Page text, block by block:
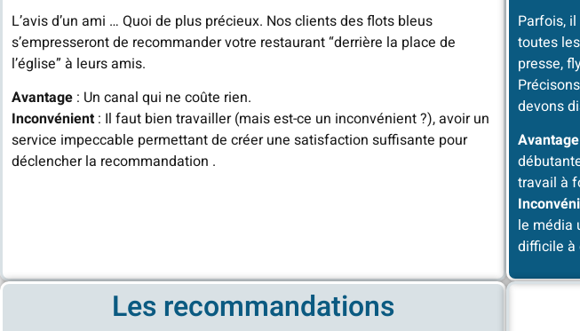
L’avis d’un ami … Quoi de plus précieux. Nos clients des flots bleus
s’empresseront de recommander votre restaurant “derrière la place de
l’église” à leurs amis.
Avantage : Un canal qui ne coûte rien.
Inconvénient: Il faut bien travailler (mais est-ce un inconvénient ?), avoir un
service impeccable permettant de créer une satisfaction suffisante pour
déclencher la recommandation .
Parfois,
toutes
presse,
devons
travail à
le média
difficile à
Les recommandations